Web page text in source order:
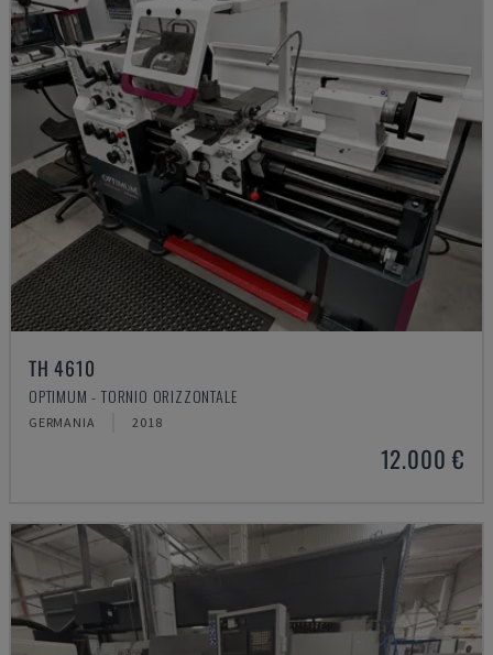
TH 4610
OPTIMUM - TORNIO ORIZZONTALE
GERMANIA 2018
12.000 €